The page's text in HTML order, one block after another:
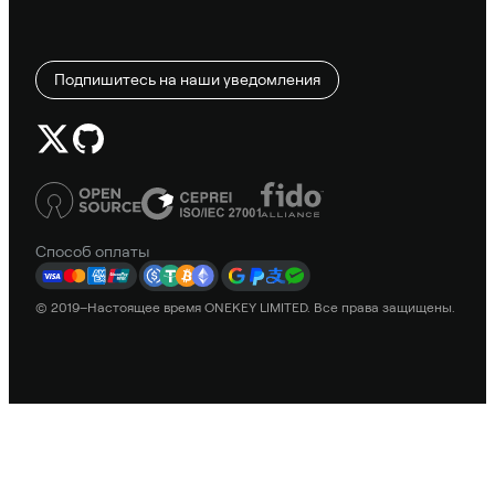
Подпишитесь на наши уведомления
Способ оплаты
© 2019–Настоящее время ONEKEY LIMITED. Все права защищены.